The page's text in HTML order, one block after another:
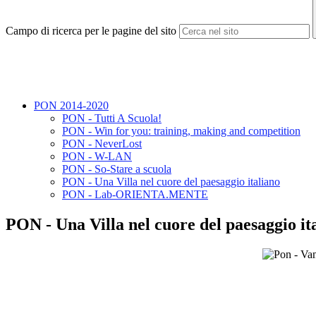
Campo di ricerca per le pagine del sito
PON 2014-2020
PON - Tutti A Scuola!
PON - Win for you: training, making and competition
PON - NeverLost
PON - W-LAN
PON - So-Stare a scuola
PON - Una Villa nel cuore del paesaggio italiano
PON - Lab-ORIENTA.MENTE
PON - Una Villa nel cuore del paesaggio